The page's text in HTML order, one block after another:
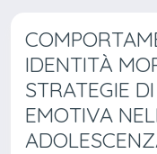
IDENTITÀ
STRATEGIE
EMOTIVA